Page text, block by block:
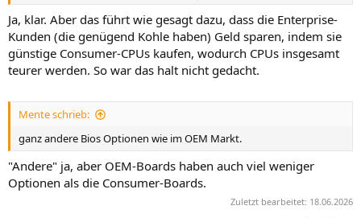
Ja, klar. Aber das führt wie gesagt dazu, dass die Enterprise-
Kunden (die genügend Kohle haben) Geld sparen, indem sie
günstige Consumer-CPUs kaufen, wodurch CPUs insgesamt
teurer werden. So war das halt nicht gedacht.
Mente schrieb:
ganz andere Bios Optionen wie im OEM Markt.
"Andere" ja, aber OEM-Boards haben auch viel weniger
Optionen als die Consumer-Boards.
Zuletzt bearbeitet: 18.06.2026